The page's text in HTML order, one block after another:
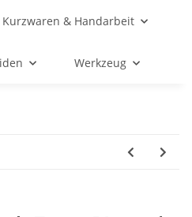
Kurzwaren & Handarbeit
Werkzeug